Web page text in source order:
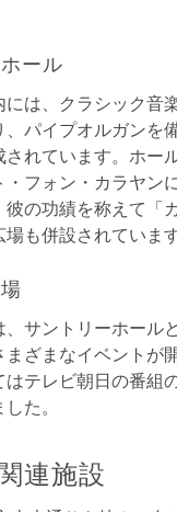
ール
は、クラシック音
パイプオルガンを
れています。ホー
フォン・カラヤン
の功績を称えて「
も併設されています
、サントリーホール
まざまなイベントが
テレビ朝日の番組
た。
連施設